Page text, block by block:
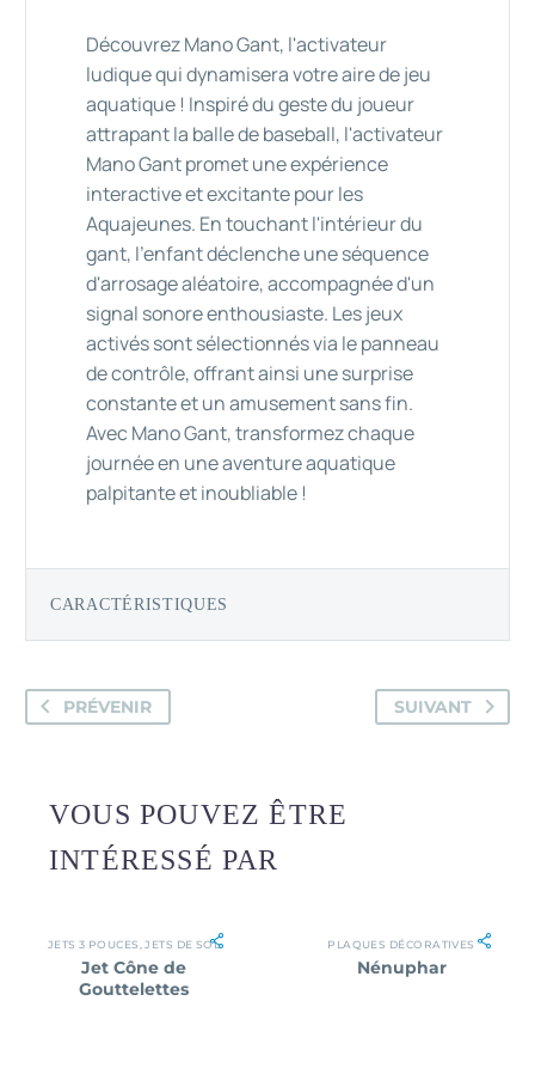
Découvrez Mano Gant, l'activateur
ludique qui dynamisera votre aire de jeu
aquatique ! Inspiré du geste du joueur
attrapant la balle de baseball, l'activateur
Mano Gant promet une expérience
interactive et excitante pour les
Aquajeunes. En touchant l'intérieur du
gant, l'enfant déclenche une séquence
d'arrosage aléatoire, accompagnée d'un
signal sonore enthousiaste. Les jeux
activés sont sélectionnés via le panneau
de contrôle, offrant ainsi une surprise
constante et un amusement sans fin.
Avec Mano Gant, transformez chaque
journée en une aventure aquatique
palpitante et inoubliable !
CARACTÉRISTIQUES
PRÉVENIR SUIVANT
VOUS POUVEZ ÊTRE
INTÉRESSÉ PAR
JETS 3 POUCES JETS DE SOL
Jet Cône de
Gouttelettes
PLAQUES DÉCORATIVES
Nénuphar